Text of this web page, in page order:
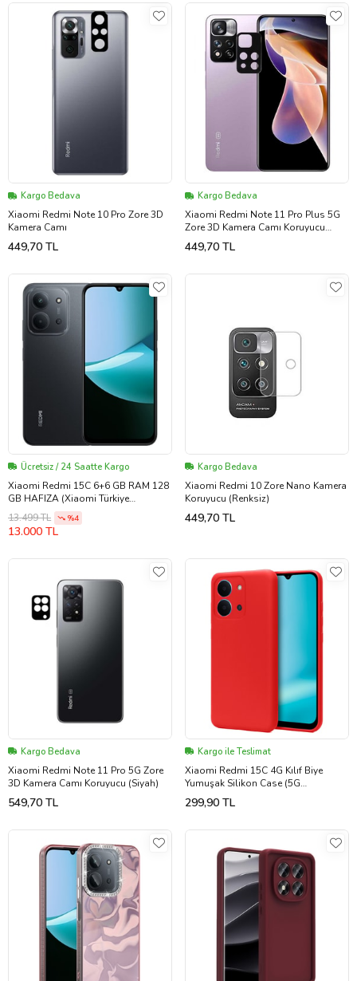
Kargo Bedava
Xiaomi Redmi Note 10 Pro Zore 3D
Kamera Camı
449,70 TL
Kargo Bedava
Xiaomi Redmi Note 11 Pro Plus 5G
Zore 3D Kamera Camı Koruyucu
(Siyah)
449,70 TL
Ücretsiz / 24 Saatte Kargo
Xiaomi Redmi 15C 6+6 GB RAM 128
GB HAFIZA (Xiaomi Türkiye
Garantili) (Siyah)
13.499 TL %4
13.000 TL
Kargo Bedava
Xiaomi Redmi 10 Zore Nano Kamera
Koruyucu (Renksiz)
449,70 TL
Kargo Bedava
Xiaomi Redmi Note 11 Pro 5G Zore
3D Kamera Camı Koruyucu (Siyah)
549,70 TL
Kargo ile Teslimat
Xiaomi Redmi 15C 4G Kılıf Biye
Yumuşak Silikon Case (5G
YURTDIŞICİHAZA UYGUN DEĞ
(Kırmızı)
299,90 TL